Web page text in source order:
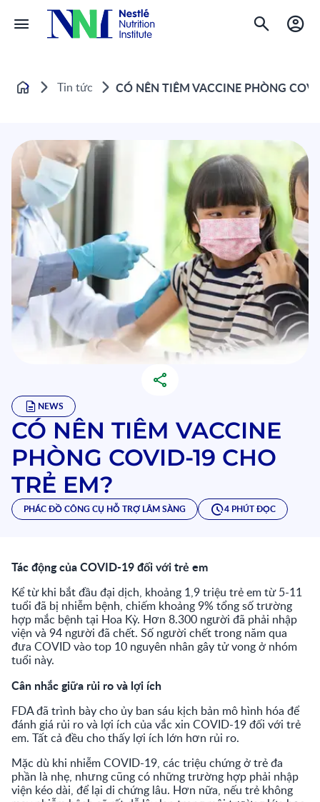
Home Tin tức CÓ NÊN TIÊM VACCINE PHÒNG
NEWS
CÓ NÊN TIÊM VACCINE
PHÒNG COVID-19 CHO
TRẺ EM?
PHÁC ĐỒ CÔNG CỤ HỖ TRỢ LÂM SÀNG 4 PHÚT ĐỌC
Tác động của COVID-19 đối với trẻ em
Kể từ khi bắt đầu đại dịch, khoảng 1,9 triệu trẻ em từ 5-11
tuổi đã bị nhiễm bệnh, chiếm khoảng 9% tổng số trường
hợp mắc bệnh tại Hoa Kỳ. Hơn 8.300 người đã phải nhập
viện và 94 người đã chết. Số người chết trong năm qua
đưa COVID vào top 10 nguyên nhân gây tử vong ở nhóm
tuổi này.
Cân nhắc giữa rủi ro và lợi ích
FDA đã trình bày cho ủy ban sáu kịch bản mô hình hóa để
đánh giá rủi ro và lợi ích của vắc xin COVID-19 đối với trẻ
em. Tất cả đều cho thấy lợi ích lớn hơn rủi ro.
Mặc dù khi nhiễm COVID-19, các triệu chứng ở trẻ đa
phần là nhẹ, nhưng cũng có những trường hợp phải nhập
viện kéo dài, để lại di chứng lâu. Hơn nữa, nếu trẻ không